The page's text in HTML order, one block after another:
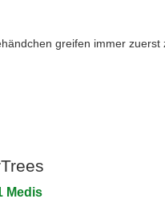
greifen immer zuerst
Medis